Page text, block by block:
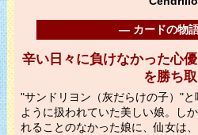
― カードの物
辛い日々に負けなかった心
を勝ち
"サンドリヨン（灰だらけの子）"
ように扱われていた美しい娘。し
れることのなかった娘に、仙女は